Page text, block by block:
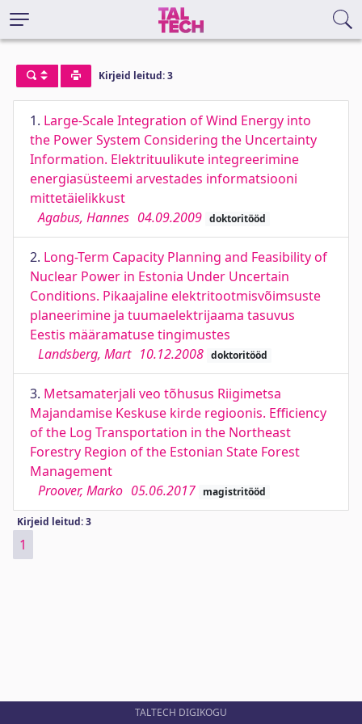
Kirjeid leitud: 3
1. Large-Scale Integration of Wind Energy into
the Power System Considering the Uncertainty
Information. Elektrituulikute integreerimine
energiasüsteemi arvestades informatsiooni
mittetäielikkust
Agabus, Hannes 04.09.2009 doktoritööd
2. Long-Term Capacity Planning and Feasibility of
Nuclear Power in Estonia Under Uncertain
Conditions. Pikaajaline elektritootmisvõimsuste
planeerimine ja tuumaelektrijaama tasuvus
Eestis määramatuse tingimustes
Landsberg, Mart 10.12.2008 doktoritööd
3. Metsamaterjali veo tõhusus Riigimetsa
Majandamise Keskuse kirde regioonis. Efficiency
of the Log Transportation in the Northeast
Forestry Region of the Estonian State Forest
Management
Proover, Marko 05.06.2017 magistritööd
Kirjeid leitud: 3
1
TALTECH DIGIKOGU